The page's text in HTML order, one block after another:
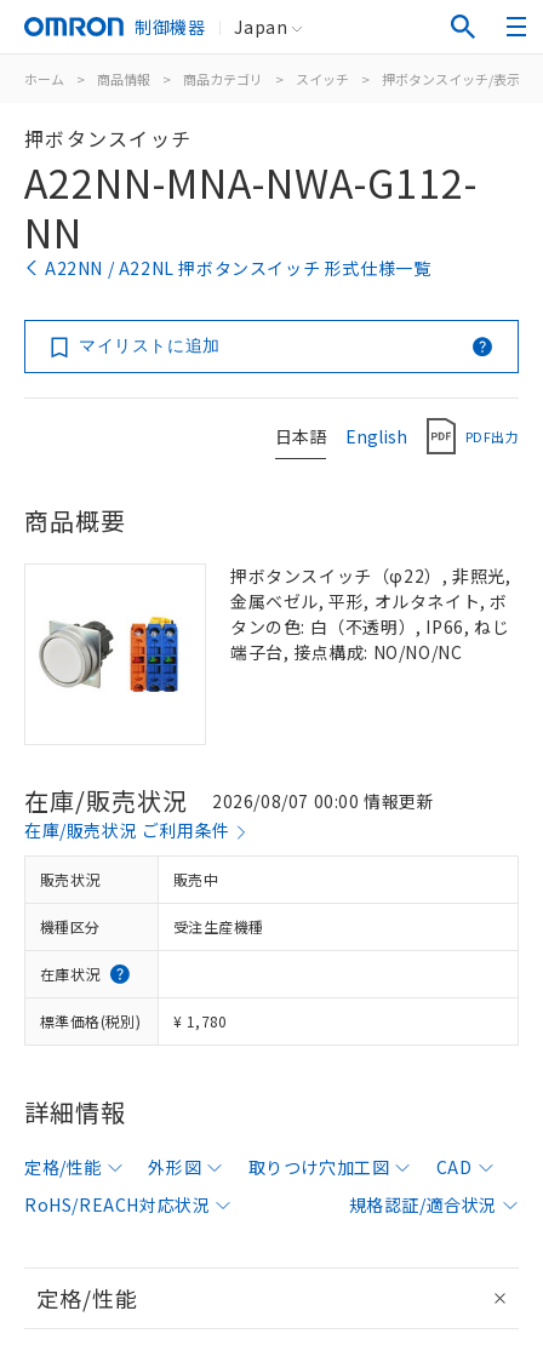
制御機器 Japan
ホーム > 商品情報 > 商品カテゴリ > スイッチ > 押ボタンスイッチ/表示灯
押ボタンスイッチ
A22NN-MNA-NWA-G112-
NN
A22NN / A22NL 押ボタンスイッチ 形式仕様一覧
マイリストに追加
日本語 English PDF出力
商品概要
押ボタンスイッチ（φ22）, 非照光,
金属ベゼル, 平形, オルタネイト, ボ
タンの色: 白（不透明）, IP66, ねじ
端子台, 接点構成: NO/NO/NC
在庫/販売状況
2026/08/07 00:00 情報更新
在庫/販売状況 ご利用条件
販売状況 販売中
機種区分 受注生産機種
在庫状況
標準価格(税別) ¥ 1,780
詳細情報
定格/性能 外形図 取りつけ穴加工図
CAD
RoHS/REACH対応状況
規格認証/適合状況
定格/性能